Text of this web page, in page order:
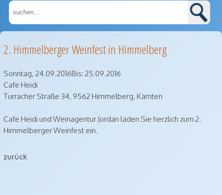
2. Himmelberger Weinfest in Himmelberg
Sonntag, 24.09.2016Bis: 25.09.2016
Cafe Heidi
Turracher Straße 34, 9562 Himmelberg, Kärnten
Cafe Heidi und Weinagentur Jordan laden Sie herzlich zum 2.
Himmelberger Weinfest ein.
zurück